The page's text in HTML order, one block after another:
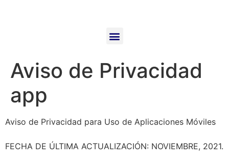
Aviso de Privacidad
app
Aviso de Privacidad para Uso de Aplicaciones Móviles
FECHA DE ÚLTIMA ACTUALIZACIÓN: NOVIEMBRE, 2021.